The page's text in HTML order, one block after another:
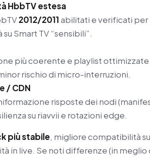
HbbTV estesa
2012/2011abilitati e verificati per
Smart TV “sensibili”.
più coerente e playlist
rischio di micro-interruzioni.
/ CDN
risposte dei nodi
su riavvii e rotazioni edge.
più stabile, migliore compatibilità
in live. Se noti differenze (in meglio